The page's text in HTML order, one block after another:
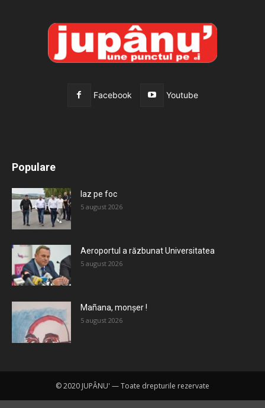
Facebook Youtube
Populare
Iaz pe foc
5 august 2026
Aeroportul a răzbunat Universitatea
5 august 2026
Mañana, monșer !
5 august 2026
© 2020 JUPÂNU' — Toate drepturile rezervate